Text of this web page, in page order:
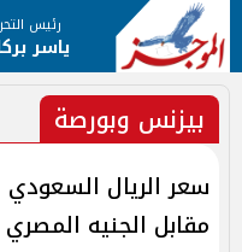
رئيس
ياسر
بيزنس وبورصة
مقابل الجنيه